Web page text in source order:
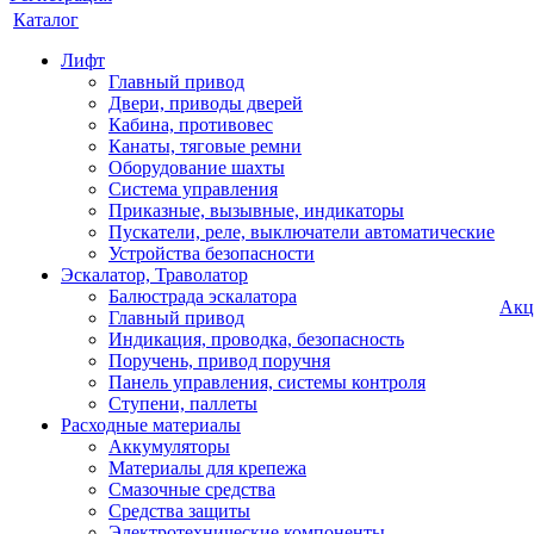
Каталог
Лифт
Главный привод
Двери, приводы дверей
Кабина, противовес
Канаты, тяговые ремни
Оборудование шахты
Система управления
Приказные, вызывные, индикаторы
Пускатели, реле, выключатели автоматические
Устройства безопасности
Эскалатор, Траволатор
Балюстрада эскалатора
Главный привод
Индикация, проводка, безопасность
Поручень, привод поручня
Панель управления, системы контроля
Ступени, паллеты
Расходные материалы
Аккумуляторы
Материалы для крепежа
Смазочные средства
Средства защиты